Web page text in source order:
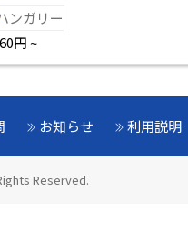
円 ~
お知らせ 利用説明
Reserved.